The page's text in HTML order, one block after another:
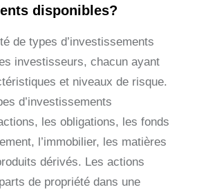
disponibles?
de types d’investissements
investisseurs, chacun ayant
et niveaux de risque.
d’investissements
les obligations, les fonds
l’immobilier, les matières
dérivés. Les actions
de propriété dans une